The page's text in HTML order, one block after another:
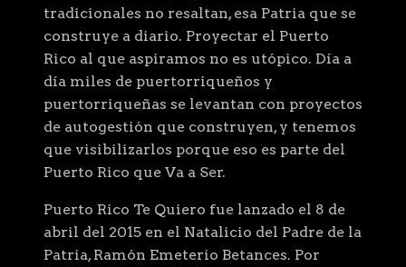
tradicionales no resaltan, esa Patria que se
construye a diario. Proyectar el Puerto
Rico al que aspiramos no es utópico. Día a
día miles de puertorriqueños y
puertorriqueñas se levantan con proyectos
de autogestión que construyen, y tenemos
que visibilizarlos porque eso es parte del
Puerto Rico que Va a Ser.
Puerto Rico Te Quiero fue lanzado el 8 de
abril del 2015 en el Natalicio del Padre de la
Patria, Ramón Emeterio Betances. Por